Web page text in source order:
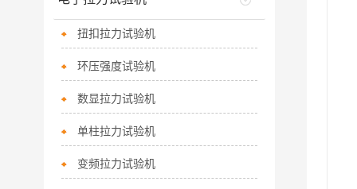
扭扣拉力试验机
环压强度试验机
数显拉力试验机
单柱拉力试验机
变频拉力试验机